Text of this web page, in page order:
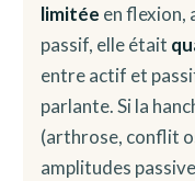
limitée en flexion,
passif, elle était
entre actif et
parlante. Si la
(arthrose, conflit
amplitudes